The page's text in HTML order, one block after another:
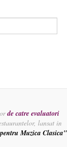
de catre evaluatori
lansat in
Muzica Clasica"